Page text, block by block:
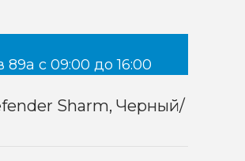
с 09:00 до 16:00
Sharm, Черный/